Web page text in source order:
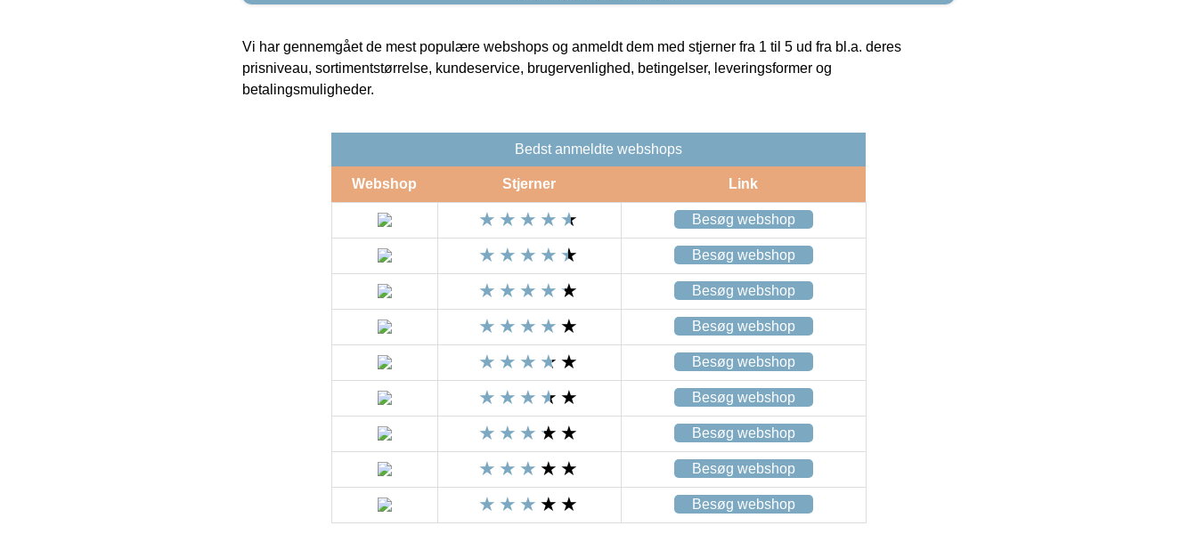
Vi har gennemgået de mest populære webshops og anmeldt dem med stjerner fra 1 til 5 ud fra bl.a. deres
prisniveau, sortimentstørrelse, kundeservice, brugervenlighed, betingelser, leveringsformer og
betalingsmuligheder.
Bedst anmeldte webshops
Webshop Stjerner Link
Besøg webshop
Besøg webshop
Besøg webshop
Besøg webshop
Besøg webshop
Besøg webshop
Besøg webshop
Besøg webshop
Besøg webshop